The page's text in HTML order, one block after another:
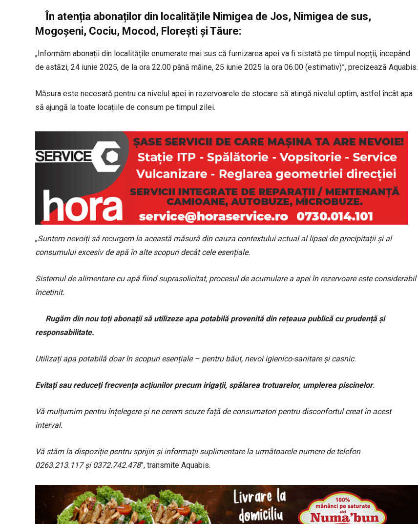
În atenția abonaților din localitățile Nimigea de Jos, Nimigea de sus,
Mogoșeni, Cociu, Mocod, Florești și Tăure:
„Informăm abonații din localitățile enumerate mai sus că furnizarea apei va fi sistată pe timpul nopții, începând
de astăzi, 24 iunie 2025, de la ora 22.00 până mâine, 25 iunie 2025 la ora 06.00 (estimativ)”, precizează Aquabis.
Măsura este necesară pentru ca nivelul apei in rezervoarele de stocare să atingă nivelul optim, astfel încât apa
să ajungă la toate locațiile de consum pe timpul zilei.
„Suntem nevoiți să recurgem la această măsură din cauza contextului actual al lipsei de precipitații și al
consumului excesiv de apă în alte scopuri decât cele esențiale.
Sistemul de alimentare cu apă fiindsuprasolicitat, procesul de acumulare a apei în rezervoare esteconsiderabil
încetinit.
Rugăm din nou toți abonații să utilizeze apa potabilă provenită din rețeaua publică cu prudență și
responsabilitate.
Utilizați apa potabilă doar în scopuri esențiale – pentru băut, nevoi igienico-sanitare și casnic.
Evitați sau reduceți frecvența acțiunilor precum irigații, spălarea trotuarelor, umplerea piscinelor.
Vă mulțumim pentru înțelegere și ne cerem scuze față de consumatori pentru disconfortul creat în acest
interval.
Vă stăm la dispoziție pentru sprijin și informații suplimentare la următoarele numere de telefon
0263.213.117și0372.742.478”, transmite Aquabis.